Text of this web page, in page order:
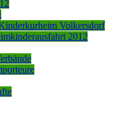
Volkersdorf
2012